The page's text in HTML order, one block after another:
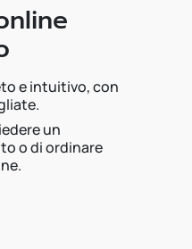
e intuitivo, con
un
o di ordinare